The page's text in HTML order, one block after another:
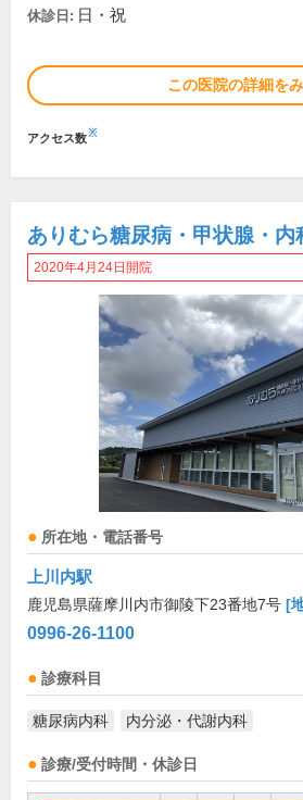
休診日: 日・祝
この医院の詳細を
アクセス数※
ありむら糖尿病・甲状腺・内
2020年4月24日開院
所在地・電話番号
上川内駅
鹿児島県薩摩川内市御陵下23番地7号 [
0996-26-1100
診療科目
糖尿病内科 内分泌・代謝内科
診療/受付時間・休診日